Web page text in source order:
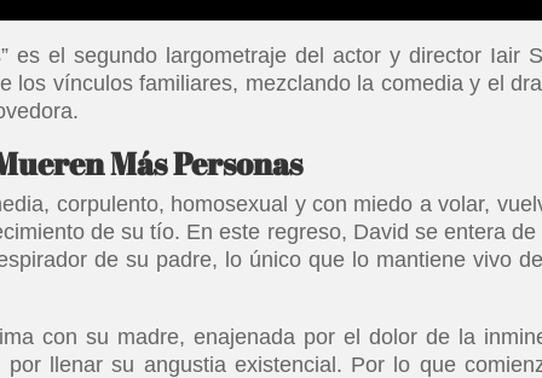
es el segundo largometraje del actor y director Iair
los vínculos familiares, mezclando la comedia y el
Más Personas
corpulento, homosexual y con miedo a volar,
de su tío. En este regreso, David se entera de
de su padre, lo único que lo mantiene vivo
con su madre, enajenada por el dolor de la
llenar su angustia existencial. Por lo que